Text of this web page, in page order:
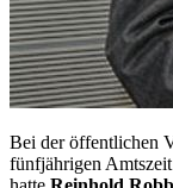
Bei der öffentlichen
fünfjährigen